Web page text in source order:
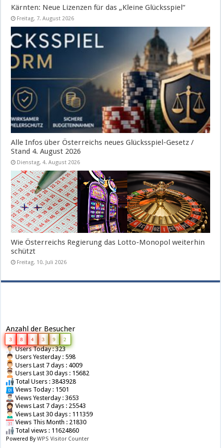
Kärnten: Neue Lizenzen für das „Kleine Glücksspiel“
Freitag, 7. August 2026
Alle Infos über Österreichs neues Glücksspiel-Gesetz /
Stand 4. August 2026
Dienstag, 4. August 2026
Wie Österreichs Regierung das Lotto-Monopol weiterhin
schützt
Freitag, 10. Juli 2026
Anzahl der Besucher
3 8 4 3 9 2
Users Today : 323
Users Yesterday : 598
Users Last 7 days : 4009
Users Last 30 days : 15682
Total Users : 3843928
Views Today : 1501
Views Yesterday : 3653
Views Last 7 days : 25543
Views Last 30 days : 111359
Views This Month : 21830
Total views : 11624860
Powered ByWPS Visitor Counter